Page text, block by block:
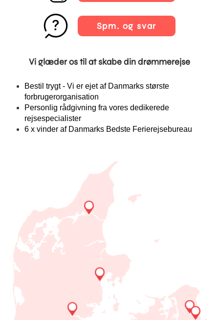
Spm. og svar
Vi glæder os til at skabe din drømmerejse
Bestil trygt - Vi er ejet af Danmarks største
forbrugerorganisation
Personlig rådgivning fra vores dedikerede
rejsespecialister
6 x vinder af Danmarks Bedste Ferierejsebureau